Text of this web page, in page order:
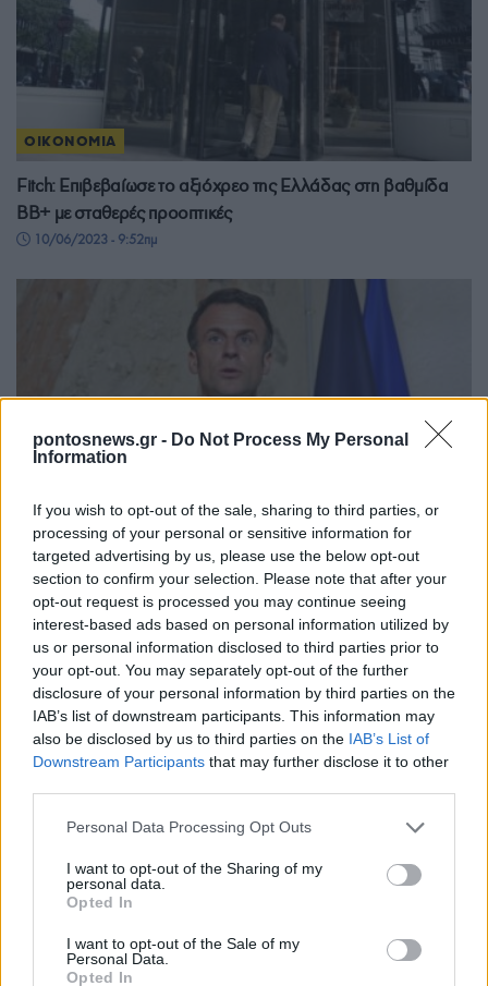
pontosnews.gr - Do Not Process My Personal
Information
If you wish to opt-out of the sale, sharing to third parties, or
processing of your personal or sensitive information for
targeted advertising by us, please use the below opt-out
section to confirm your selection. Please note that after your
opt-out request is processed you may continue seeing
interest-based ads based on personal information utilized by
us or personal information disclosed to third parties prior to
your opt-out. You may separately opt-out of the further
disclosure of your personal information by third parties on the
IAB’s list of downstream participants. This information may
also be disclosed by us to third parties on the IAB’s List of
Downstream Participants that may further disclose it to other
Please note that this website/app uses one or more Google
not limited to your visit or usage behaviour. You may click to
grant or deny consent to Google and its third-party tags to
use your data for below specified purposes in below Google
consent section.
Personal Data Processing Opt Outs
I want to opt-out of the Sharing of my
personal data.
Opted In
I want to opt-out of the Sale of my
Personal Data.
Opted In
ΟΙΚΟΝΟΜΙΑ
Fitch: Επιβεβαίωσε το αξιόχρεο της Ελλάδας στη βαθμίδα
ΒΒ+ με σταθερές προοπτικές
10/06/2023 - 9:52πμ
ΚΟΣΜΟΣ
Fitch: Υποβάθμισε το αξιόχρεο του δημοσίου της Γαλλίας
λόγω κοινωνικών εντάσεων
29/04/2023 - 9:51πμ